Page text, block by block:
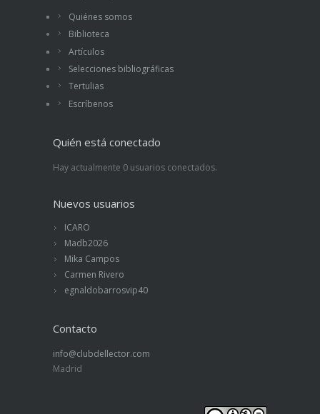
Quiénes somos
Biblioteca
Artículos
Selecciones bibliográficas
Tertulias
Escríbenos
Quién está conectado
Hay actualmente 0 usuarios conectados.
Nuevos usuarios
ICARO
Madb2026
Mika Campos
Carmen Rivero
egnaldobarrosvip40
Contacto
info@clubdellector.com
Madrid